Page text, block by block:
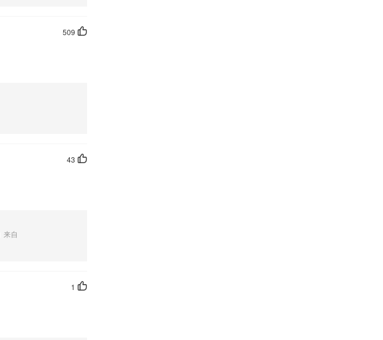
509
43
来自
1